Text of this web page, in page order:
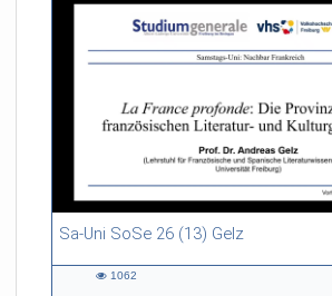
Sa-Uni SoSe 26 (13) Gelz
55:13 duration
1062